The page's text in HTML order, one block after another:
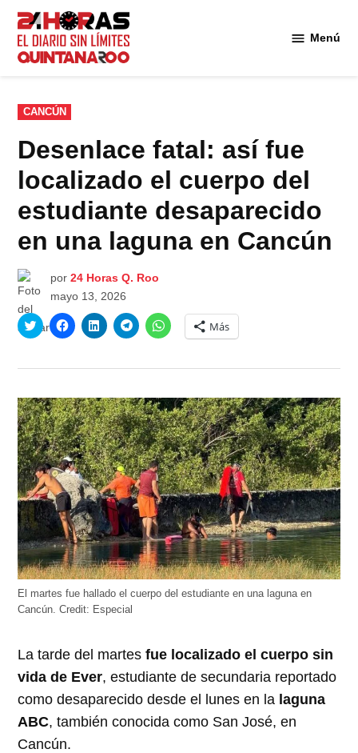
Saltar
contenido
Menú
PUBLICADO
EN
CANCÚN
Desenlace fatal: así fue
localizado el cuerpo del
estudiante desaparecido
en una laguna en Cancún
por 24 Horas Q. Roo
mayo 13, 2026
Haz
clic
en
abre
en
una
ventana
nueva)
Haz
clic
en
abre
en
una
ventana
nueva)
Haz
clic
en
abre
en
una
ventana
nueva)
Haz
clic
en
abre
en
una
ventana
nueva)
Haz
clic
para
en
abre
en
una
ventana
nueva)
Más
El martes fue hallado el cuerpo del estudiante en una laguna en
Cancún.Credit: Especial
La tarde del martesfue localizado el cuerpo sin
vida de Ever, estudiante de secundaria reportado
como desaparecido desde el lunes en la laguna
ABC, también conocida como San José, en
Cancún.